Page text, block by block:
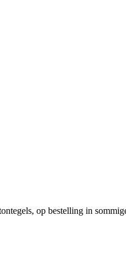
op bestelling in